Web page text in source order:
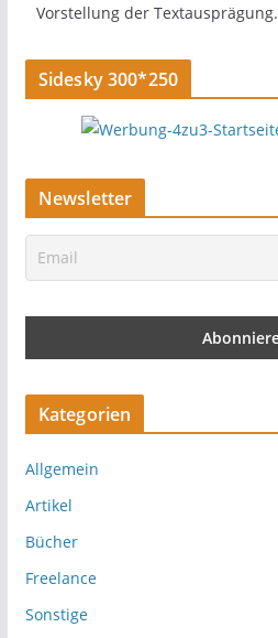
Vorstellung der Textausprägung.
Sidesky 300*250
Newsletter
Kategorien
Allgemein
Artikel
Bücher
Freelance
Sonstige